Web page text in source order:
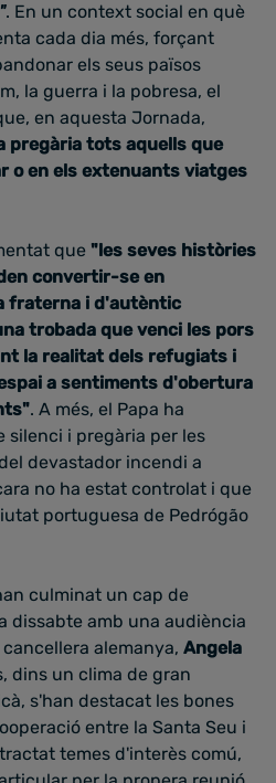
. En un context social en què
cada dia més, forçant
els seus països
la guerra i la pobresa, el
en aquesta Jornada,
pregària tots aquells que
o en els extenuants viatges
que "les seves històries
convertir-se en
fraterna i d'autèntic
na trobada que venci les pors
la realitat dels refugiats i
a sentiments d'obertura
. A més, el Papa ha
silenci i pregària per les
devastador incendi a
no ha estat controlat i que
portuguesa de Pedrógão
culminat un cap de
dissabte amb una audiència
alemanya, Angela
dins un clima de gran
s'han destacat les bones
entre la Santa Seu i
temes d'interès comú,